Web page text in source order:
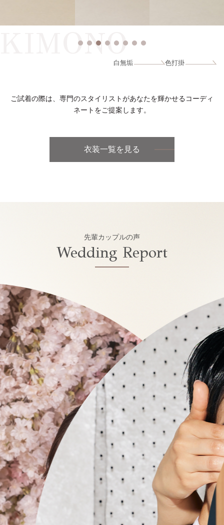
KIMONO
白無垢 色打掛
ご試着の際は、専門のスタイリストがあなたを輝かせるコーディ
ネートをご提案します。
衣装一覧を見る
先輩カップルの声
Wedding Report